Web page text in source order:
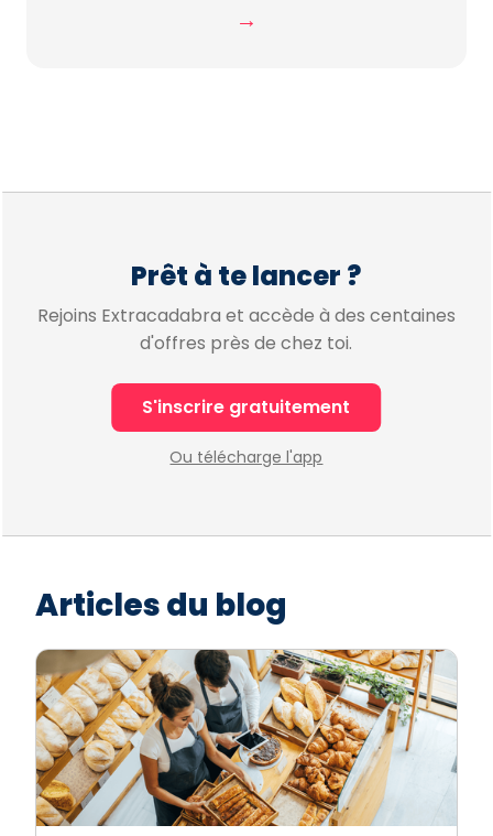
→
Prêt à te lancer ?
Rejoins Extracadabra et accède à des centaines
d'offres près de chez toi.
S'inscrire gratuitement
Ou télécharge l'app
Articles du blog